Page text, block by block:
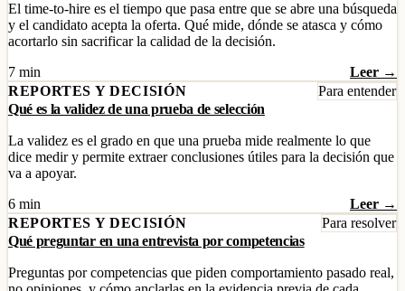
El time-to-hire es el tiempo que pasa entre que se abre una búsqueda
y el candidato acepta la oferta. Qué mide, dónde se atasca y cómo
acortarlo sin sacrificar la calidad de la decisión.
7 min
Leer →
REPORTES Y DECISIÓN
Para entender
Qué es la validez de una prueba de selección
La validez es el grado en que una prueba mide realmente lo que
dice medir y permite extraer conclusiones útiles para la decisión que
va a apoyar.
6 min
Leer →
REPORTES Y DECISIÓN
Para resolver
Qué preguntar en una entrevista por competencias
Preguntas por competencias que piden comportamiento pasado real,